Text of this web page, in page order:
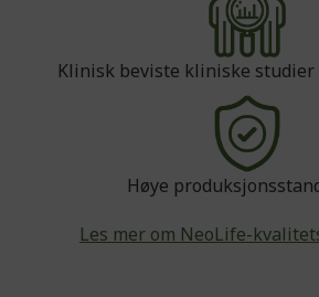
Klinisk beviste kliniske studier
Høye
Les mer om NeoLife-